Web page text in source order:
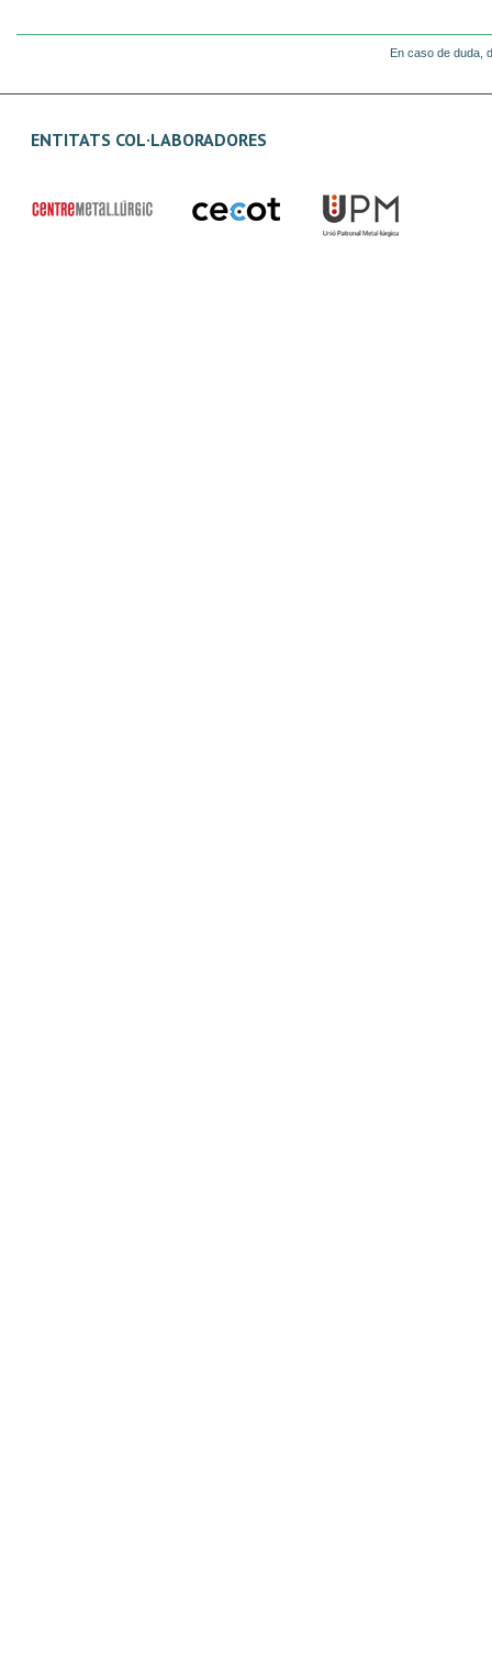
En caso de duda,
ENTITATS COL·LABORADORES